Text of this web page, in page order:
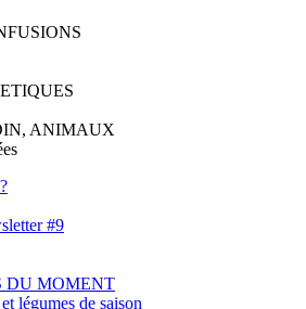
ANIMAUX
#9
DU MOMENT
légumes de saison